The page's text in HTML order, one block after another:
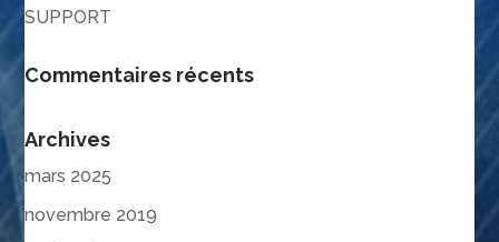
SUPPORT
Commentaires récents
Archives
mars 2025
novembre 2019